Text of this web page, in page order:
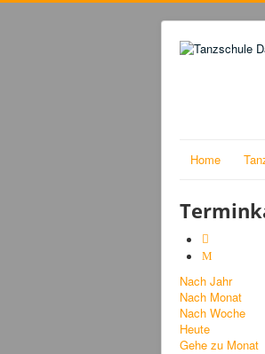
Home
Nach Jahr
Nach Monat
Nach Woche
Heute
Gehe zu Monat